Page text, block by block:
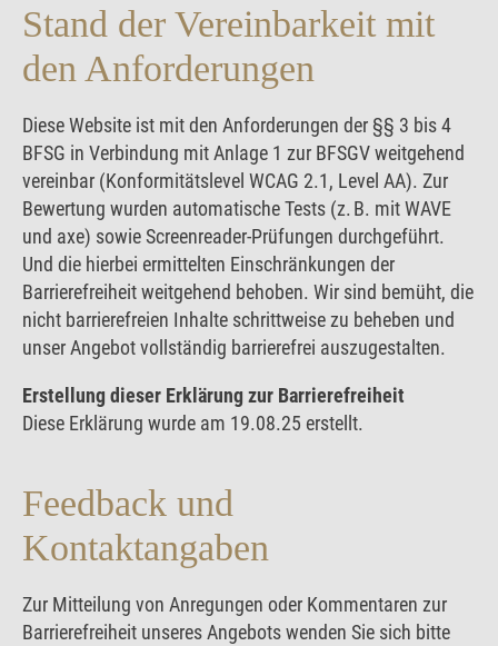
Stand der Vereinbarkeit mit
den Anforderungen
Diese Website ist mit den Anforderungen der §§ 3 bis 4
BFSG in Verbindung mit Anlage 1 zur BFSGV weitgehend
vereinbar (Konformitätslevel WCAG 2.1, Level AA). Zur
Bewertung wurden automatische Tests (z. B. mit WAVE
und axe) sowie Screenreader-Prüfungen durchgeführt.
Und die hierbei ermittelten Einschränkungen der
Barrierefreiheit weitgehend behoben. Wir sind bemüht, die
nicht barrierefreien Inhalte schrittweise zu beheben und
unser Angebot vollständig barrierefrei auszugestalten.
Erstellung dieser Erklärung zur Barrierefreiheit
Diese Erklärung wurde am 19.08.25 erstellt.
Feedback und
Kontaktangaben
Zur Mitteilung von Anregungen oder Kommentaren zur
Barrierefreiheit unseres Angebots wenden Sie sich bitte